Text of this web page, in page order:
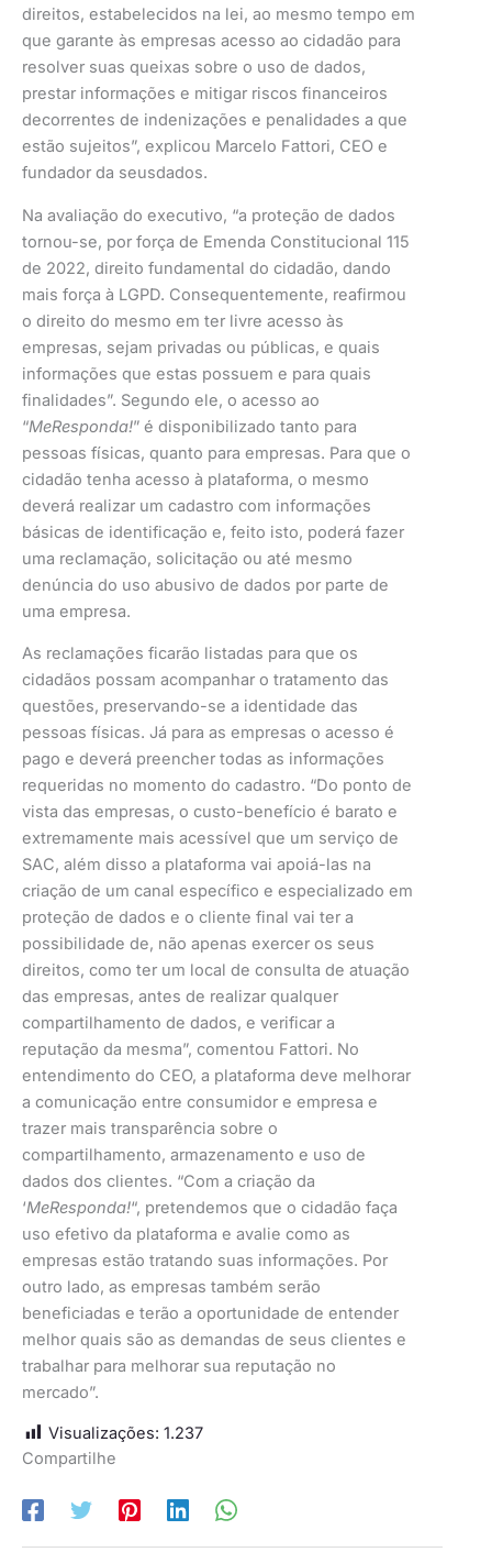
direitos, estabelecidos na lei, ao mesmo tempo em
que garante às empresas acesso ao cidadão para
resolver suas queixas sobre o uso de dados,
prestar informações e mitigar riscos financeiros
decorrentes de indenizações e penalidades a que
estão sujeitos”, explicou Marcelo Fattori, CEO e
fundador da seusdados.
Na avaliação do executivo, “a proteção de dados
tornou-se, por força de Emenda Constitucional 115
de 2022, direito fundamental do cidadão, dando
mais força à LGPD. Consequentemente, reafirmou
o direito do mesmo em ter livre acesso às
empresas, sejam privadas ou públicas, e quais
informações que estas possuem e para quais
finalidades”. Segundo ele, o acesso ao
“MeResponda!” é disponibilizado tanto para
pessoas físicas, quanto para empresas. Para que o
cidadão tenha acesso à plataforma, o mesmo
deverá realizar um cadastro com informações
básicas de identificação e, feito isto, poderá fazer
uma reclamação, solicitação ou até mesmo
denúncia do uso abusivo de dados por parte de
uma empresa.
As reclamações ficarão listadas para que os
cidadãos possam acompanhar o tratamento das
questões, preservando-se a identidade das
pessoas físicas. Já para as empresas o acesso é
pago e deverá preencher todas as informações
requeridas no momento do cadastro. “Do ponto de
vista das empresas, o custo-benefício é barato e
extremamente mais acessível que um serviço de
SAC, além disso a plataforma vai apoiá-las na
criação de um canal específico e especializado em
proteção de dados e o cliente final vai ter a
possibilidade de, não apenas exercer os seus
direitos, como ter um local de consulta de atuação
das empresas, antes de realizar qualquer
compartilhamento de dados, e verificar a
reputação da mesma”, comentou Fattori. No
entendimento do CEO, a plataforma deve melhorar
a comunicação entre consumidor e empresa e
trazer mais transparência sobre o
compartilhamento, armazenamento e uso de
dados dos clientes. “Com a criação da
‘MeResponda!“, pretendemos que o cidadão faça
uso efetivo da plataforma e avalie como as
empresas estão tratando suas informações. Por
outro lado, as empresas também serão
beneficiadas e terão a oportunidade de entender
melhor quais são as demandas de seus clientes e
trabalhar para melhorar sua reputação no
mercado”.
Visualizações: 1.237
Compartilhe